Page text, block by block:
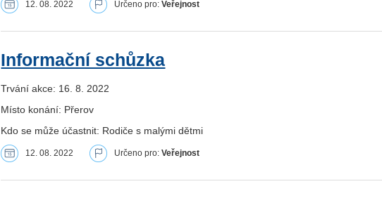
12. 08. 2022 Určeno pro:Veřejnost
Informační schůzka
Trvání akce: 16. 8. 2022
Místo konání: Přerov
Kdo se může účastnit: Rodiče s malými dětmi
12. 08. 2022 Určeno pro:Veřejnost